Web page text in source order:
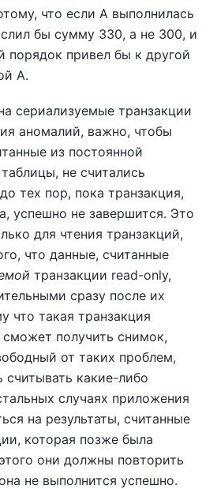
что если A выполнилась
бы сумму 330, а не 300, и
порядок привел бы к другой
A.
сериализуемые транзакции
аномалий, важно, чтобы
из постоянной
не считались
тех пор, пока транзакция,
успешно не завершится. Это
для чтения транзакций,
что данные, считанные
транзакции read-only,
сразу после их
что такая транзакция
получить снимок,
от таких проблем,
считывать какие-либо
случаях приложения
на результаты, считанные
которая позже была
они должны повторить
не выполнится успешно.